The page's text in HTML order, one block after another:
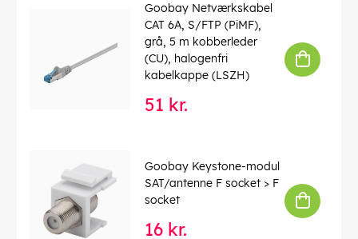
Goobay Netværkskabel
CAT 6A, S/FTP (PiMF),
grå, 5 m kobberleder
(CU), halogenfri
kabelkappe (LSZH)
51 kr.
Goobay Keystone-modul
SAT/antenne F socket > F
socket
16 kr.